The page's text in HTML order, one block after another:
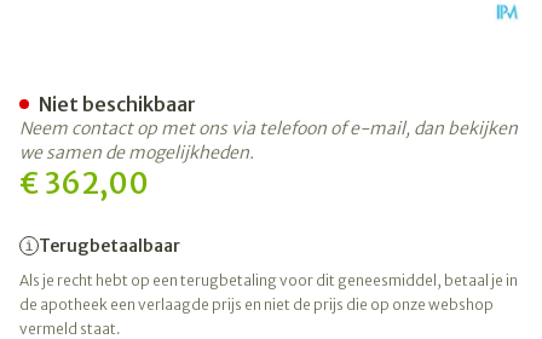
€ 362,00
Terugbetaalbaar
Als je recht hebt op een terugbetaling voor dit geneesmiddel, betaal je in
de apotheek een verlaagde prijs en niet de prijs die op onze webshop
vermeld staat.
Niet beschikbaar
Neem contact op met ons via telefoon of e-mail, dan bekijken
we samen de mogelijkheden.